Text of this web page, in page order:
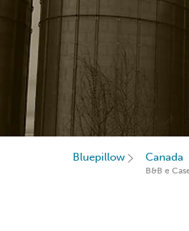
Bluepillow Canada
B&B e